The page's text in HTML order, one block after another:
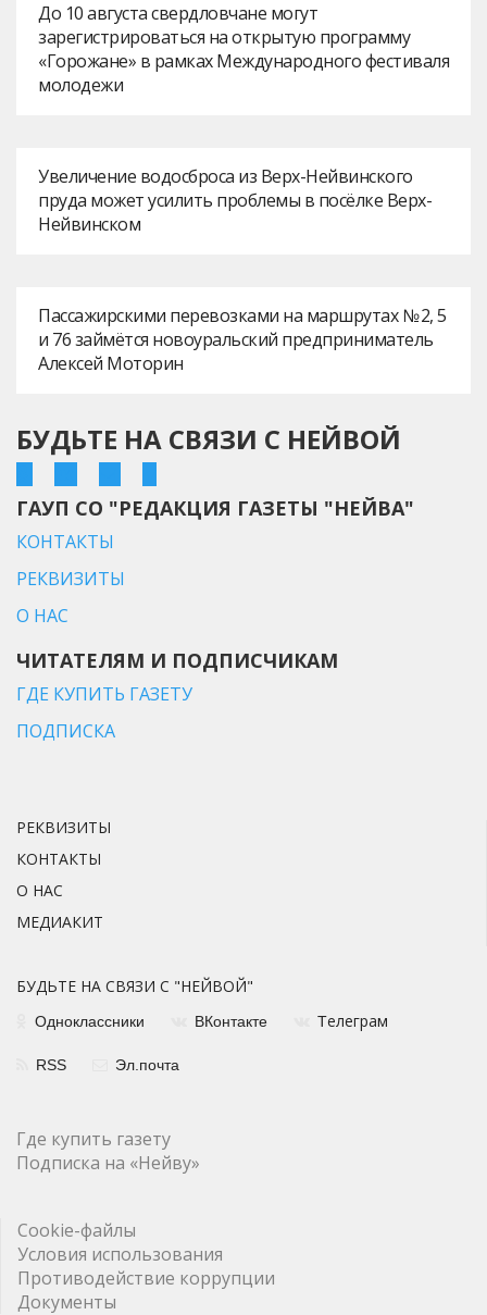
До 10 августа свердловчане могут
зарегистрироваться на открытую программу
«Горожане» в рамках Международного фестиваля
молодежи
Увеличение водосброса из Верх-Нейвинского
пруда может усилить проблемы в посёлке Верх-
Нейвинском
Пассажирскими перевозками на маршрутах № 2, 5
и 76 займётся новоуральский предприниматель
Алексей Моторин
БУДЬТЕ НА СВЯЗИ С НЕЙВОЙ
ГАУП СО "РЕДАКЦИЯ ГАЗЕТЫ "НЕЙВА"
КОНТАКТЫ
РЕКВИЗИТЫ
О НАС
ЧИТАТЕЛЯМ И ПОДПИСЧИКАМ
ГДЕ КУПИТЬ ГАЗЕТУ
ПОДПИСКА
РЕКВИЗИТЫ
КОНТАКТЫ
О НАС
МЕДИАКИТ
БУДЬТЕ НА СВЯЗИ С "НЕЙВОЙ"
Одноклассники ВКонтакте Телеграм
RSS Эл.почта
Где купить газету
Подписка на «Нейву»
Cookie-файлы
Условия использования
Противодействие коррупции
Документы